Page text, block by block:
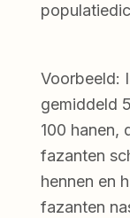
Voorbeeld:
gemiddeld
100 hanen,
fazanten
hennen en
fazanten